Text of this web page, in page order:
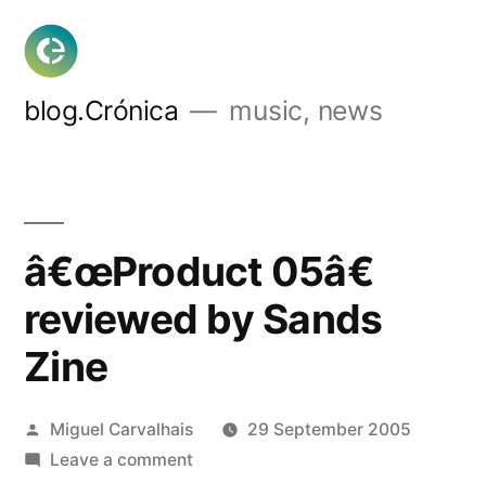
Skip
content
blog.Crónica music, news
â€œProduct 05â€
reviewed by Sands
Zine
Posted
by
Miguel Carvalhais
29 September 2005
Leave a commenton